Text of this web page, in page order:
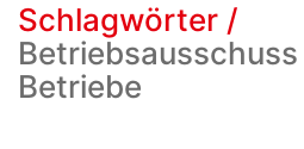
Schlagwörter /
Betriebe